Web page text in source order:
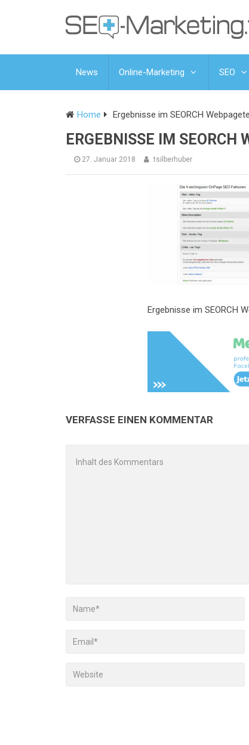
News Online-Marketing SEO
Home Ergebnisse im SEORCH
ERGEBNISSE IM SEORCH
27. Januar 2018 tsilberhuber
Ergebnisse im SEORCH
VERFASSE EINEN KOMMENTAR